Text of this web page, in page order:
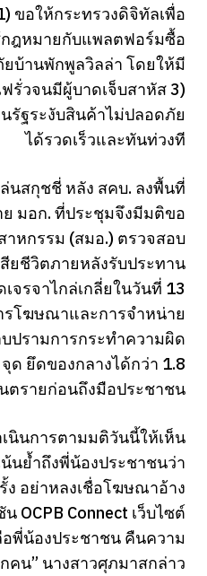
ขอให้กระทรวงดิจิทัลเพื่อ
กฎหมายกับแพลตฟอร์มซื้อ
บ้านพักพูลวิลล่า โดยให้มี
รั่วจนมีผู้บาดเจ็บสาหัส 3)
รัฐระงับสินค้าไม่ปลอดภัย
ได้รวดเร็วและทันท่วงที
นสกุชชี่ หลัง สคบ. ลงพื้นที่
มอก. ที่ประชุมจึงมีมติขอ
หกรรม (สมอ.) ตรวจสอบ
ยชีวิตภายหลังรับประทาน
รจาไกล่เกลี่ยในวันที่ 13
รโฆษณาและการจำหน่าย
ปรามการกระทำความผิด
ด ยึดของกลางได้กว่า 1.8
ตรายก่อนถึงมือประชาชน
นินการตามมติวันนี้ให้เห็น
นย้ำถึงพี่น้องประชาชนว่า
อย่าหลงเชื่อโฆษณาอ้าง
OCPB Connect เว็บไซต์
อพี่น้องประชาชน คืนความ
น” นางสาวศุภมาสกล่าว